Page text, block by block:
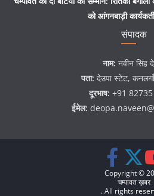
को आंगनबाड़ी
संपादक
नाम: नवीन सिंह
पता: देउपा स्टेट,
दूरभाष: +91
ईमेल:
Copyright ©
चम्पावत ख़बर
. All rights